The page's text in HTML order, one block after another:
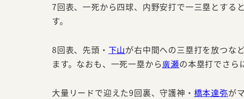
7回表、一死から四球、内野安打で一三塁とする
す。
8回表、先頭・ 下山が右中間への三塁打を放つな
ます。なおも、一死一塁から廣瀬の本塁打でさら
大量リードで迎えた9回裏、守護神・ 橋本達弥が